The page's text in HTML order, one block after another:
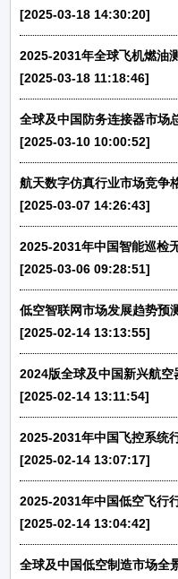
[2025-03-18 14:30:20]
[2025-03-18 11:18:46]
[2025-03-10 10:00:52]
[2025-03-07 14:26:43]
[2025-03-06 09:28:51]
[2025-02-14 13:13:55]
[2025-02-14 13:11:54]
[2025-02-14 13:07:17]
[2025-02-14 13:04:42]